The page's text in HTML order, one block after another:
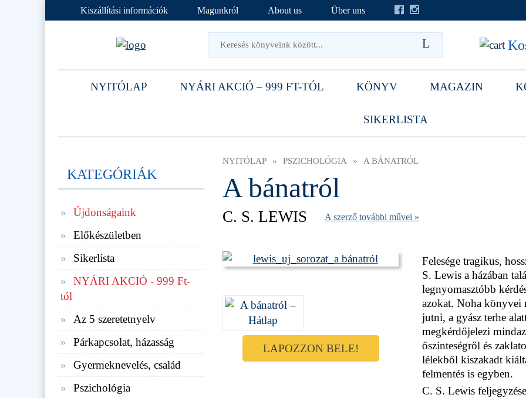
Kiszállítási információk Magunkról About us Über uns
NYITÓLAP NYÁRI AKCIÓ – 999 FT-TÓL KÖNYV MAGAZIN
SIKERLISTA
NYITÓLAP » PSZICHOLÓGIA » A BÁNATRÓL
A bánatról
C. S. LEWIS A szerző további művei »
LAPOZZON BELE!
Felesége tragikus,
S. Lewis a házában
legnyomasztóbb
azokat. Noha könyvei
jutni, a gyász terhe
megkérdőjelezi
őszinteségről és
lélekből kiszakadt
felmentés is egyben.
C. S. Lewis
KATEGÓRIÁK
Újdonságaink
Előkészületben
Sikerlista
NYÁRI AKCIÓ - 999 Ft-
tól
Az 5 szeretetnyelv
Párkapcsolat, házasság
Gyermeknevelés, család
Pszichológia